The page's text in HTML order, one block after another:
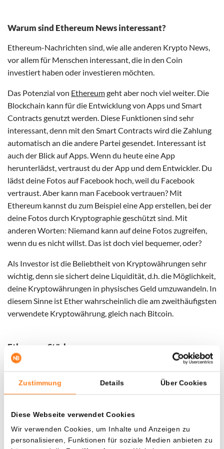
Zustimmung Details Über Cookies
Diese Webseite verwendet Cookies
Wir verwenden Cookies, um Inhalte und Anzeigen zu
personalisieren, Funktionen für soziale Medien anbieten zu
Warum sind Ethereum News interessant?
Ethereum-Nachrichten sind, wie alle anderen Krypto News,
vor allem für Menschen interessant, die in den Coin
investiert haben oder investieren möchten.
Das Potenzial von Ethereumgeht aber noch viel weiter. Die
Blockchain kann für die Entwicklung von Apps und Smart
Contracts genutzt werden. Diese Funktionen sind sehr
interessant, denn mit den Smart Contracts wird die Zahlung
automatisch an die andere Partei gesendet. Interessant ist
auch der Blick auf Apps. Wenn du heute eine App
herunterlädst, vertraust du der App und dem Entwickler. Du
lädst deine Fotos auf Facebook hoch, weil du Facebook
vertraust. Aber kann man Facebook vertrauen? Mit
Ethereum kannst du zum Beispiel eine App erstellen, bei der
deine Fotos durch Kryptographie geschützt sind. Mit
anderen Worten: Niemand kann auf deine Fotos zugreifen,
wenn du es nicht willst. Das ist doch viel bequemer, oder?
Als Investor ist die Beliebtheit von Kryptowährungen sehr
wichtig, denn sie sichert deine Liquidität, d.h. die Möglichkeit,
deine Kryptowährungen in physisches Geld umzuwandeln. In
diesem Sinne ist Ether wahrscheinlich die am zweithäufigsten
verwendete Kryptowährung, gleich nach Bitcoin.
Ethereum Stärken
Die größte Stärke von Ethereum ist, dass es sich nicht auf
eine Zahlungsmethode beschränkt, sondern einen Rahmen
für die Erstellung von Apps bietet, in den nicht eingegriffen
dass du eine andere Programmiersprache verwenden kannst,
um mit Ethereum zu arbeiten, zum Beispiel Solidity oder
Vyper.